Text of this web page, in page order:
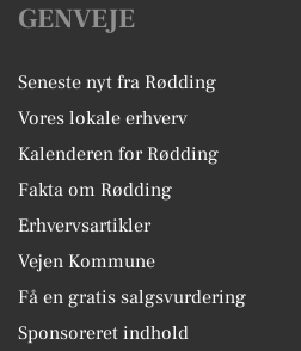
GENVEJE
Seneste nyt fra Rødding
Vores lokale erhverv
Kalenderen for Rødding
Fakta om Rødding
Erhvervsartikler
Vejen Kommune
Få en gratis salgsvurdering
Sponsoreret indhold